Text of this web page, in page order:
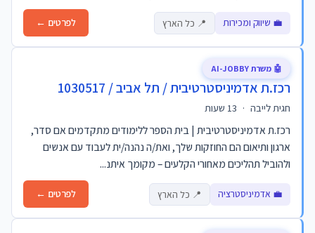
💼 שיווק ומכירות 📍 כל הארץ לפרטים ←
רכז.ת אדמיניסטרטיבית / תל אביב / 1030517
חגית לייבה ·
רכז.ת אדמיניסטרטיבית | בית הספר ללימודים מתקדמים אם סדר,
ארגון ותיאום הם החוזקות שלך, ואת/ה נהנה/ית לעבוד עם אנשים
ולהוביל תהליכים מאחורי הקלעים – מקומך איתנ...
💼 אדמיניסטרציה 📍 כל הארץ לפרטים ←
🤖 משרת AI-JOBBY